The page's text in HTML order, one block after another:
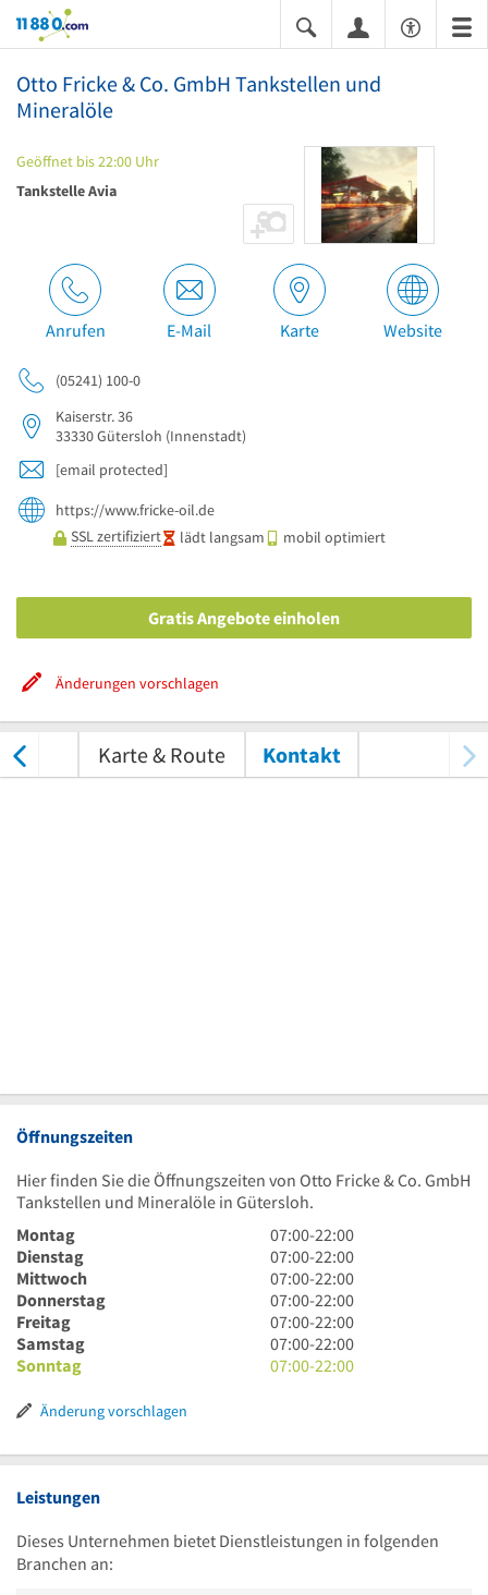
11880.com
Otto Fricke & Co. GmbH Tankstellen und
Mineralöle
Geöffnet bis 22:00 Uhr
Tankstelle Avia
Anrufen E-Mail Karte Website
(05241) 100-0
Kaiserstr. 36
33330Gütersloh (Innenstadt)
[email protected]
https://www.fricke-oil.de
SSL zertifiziert
lädt langsam mobil optimiert
Gratis Angebote einholen
Änderungen vorschlagen
Karte & Route Kontakt
Öffnungszeiten
Hier finden Sie die Öffnungszeiten von Otto Fricke & Co. GmbH
Tankstellen und Mineralöle in Gütersloh.
Montag
7
Uhr
bis
22
Uhr
07:00-22:00
Dienstag
7
Uhr
bis
22
Uhr
07:00-22:00
Mittwoch
7
Uhr
bis
22
Uhr
07:00-22:00
Donnerstag
7
Uhr
bis
22
07:00-22:00
Freitag
7
Uhr
bis
07:00-22:00
Samstag
7
Uhr
07:00-22:00
Sonntag
7
Uhr
07:00-22:00
Änderung vorschlagen
Leistungen
Dieses Unternehmen bietet Dienstleistungen in folgenden
Branchen an: